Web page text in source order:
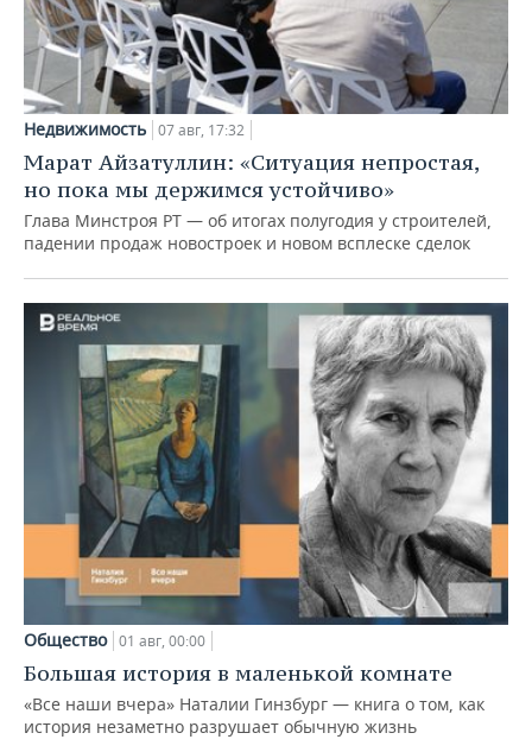
Недвижимость 07 авг, 17:32
Марат Айзатуллин: «Ситуация непростая,
но пока мы держимся устойчиво»
Глава Минстроя РТ — об итогах полугодия у строителей,
падении продаж новостроек и новом всплеске сделок
Общество 01 авг, 00:00
Большая история в маленькой комнате
«Все наши вчера» Наталии Гинзбург — книга о том, как
история незаметно разрушает обычную жизнь